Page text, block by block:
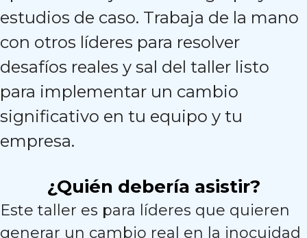
estudios de caso. Trabaja de la mano
con otros líderes para resolver
desafíos reales y sal del taller listo
para implementar un cambio
significativo en tu equipo y tu
empresa.
¿Quién debería asistir?
Este taller es para líderes que quieren
generar un cambio real en la inocuidad